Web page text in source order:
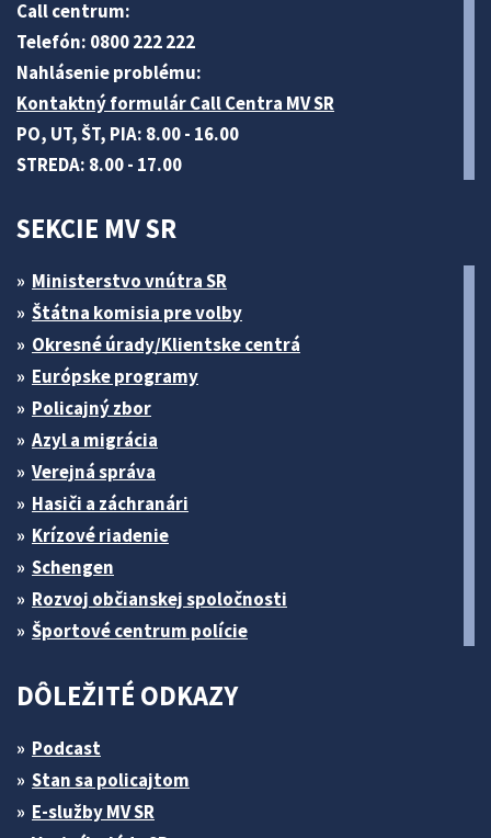
Call centrum:
Telefón: 0800 222 222
Nahlásenie problému:
Kontaktný formulár Call Centra MV SR
PO, UT, ŠT, PIA: 8.00 - 16.00
STREDA: 8.00 - 17.00
SEKCIE MV SR
Ministerstvo vnútra SR
Štátna komisia pre volby
Okresné úrady/Klientske centrá
Európske programy
Policajný zbor
Azyl a migrácia
Verejná správa
Hasiči a záchranári
Krízové riadenie
Schengen
Rozvoj občianskej spoločnosti
Športové centrum polície
DÔLEŽITÉ ODKAZY
Podcast
Stan sa policajtom
E-služby MV SR